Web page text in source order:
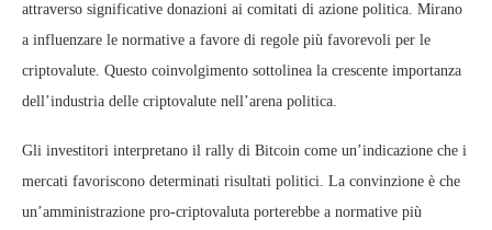
attraverso significative donazioni ai comitati di azione politica. Mirano
a influenzare le normative a favore di regole più favorevoli per le
criptovalute. Questo coinvolgimento sottolinea la crescente importanza
dell’industria delle criptovalute nell’arena politica.
Gli investitori interpretano il rally di Bitcoin come un’indicazione che i
mercati favoriscono determinati risultati politici. La convinzione è che
un’amministrazione pro-criptovaluta porterebbe a normative più